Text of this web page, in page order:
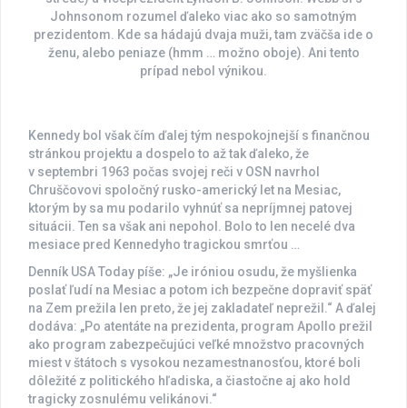
Johnsonom rozumel ďaleko viac ako so samotným
prezidentom. Kde sa hádajú dvaja muži, tam zväčša ide o
ženu, alebo peniaze (hmm … možno oboje). Ani tento
prípad nebol výnikou.
Kennedy bol však čím ďalej tým nespokojnejší s finančnou
stránkou projektu a dospelo to až tak ďaleko, že
v septembri 1963 počas svojej reči v OSN navrhol
Chruščovovi spoločný rusko-americký let na Mesiac,
ktorým by sa mu podarilo vyhnúť sa nepríjmnej patovej
situácii. Ten sa však ani nepohol. Bolo to len necelé dva
mesiace pred Kennedyho tragickou smrťou …
Denník USA Today píše: „Je iróniou osudu, že myšlienka
poslať ľudí na Mesiac a potom ich bezpečne dopraviť späť
na Zem prežila len preto, že jej zakladateľ neprežil.“ A ďalej
dodáva: „Po atentáte na prezidenta, program Apollo prežil
ako program zabezpečujúci veľké množstvo pracovných
miest v štátoch s vysokou nezamestnanosťou, ktoré boli
dôležité z politického hľadiska, a čiastočne aj ako hold
tragicky zosnulému velikánovi.“